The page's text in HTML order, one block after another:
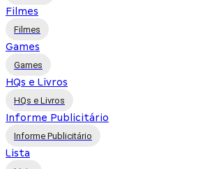
Filmes
Filmes
Games
Games
HQs e Livros
HQs e Livros
Informe Publicitário
Informe Publicitário
Lista